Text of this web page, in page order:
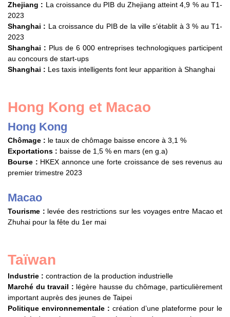
Zhejiang : La croissance du PIB du Zhejiang atteint 4,9 % au T1-
2023
Shanghai : La croissance du PIB de la ville s’établit à 3 % au T1-
2023
Shanghai : Plus de 6 000 entreprises technologiques participent
au concours de start-ups
Shanghai : Les taxis intelligents font leur apparition à Shanghai
Hong Kong et Macao
Hong Kong
Chômage : le taux de chômage baisse encore à 3,1 %
Exportations : baisse de 1,5 % en mars (en g.a)
Bourse : HKEX annonce une forte croissance de ses revenus au
premier trimestre 2023
Macao
Tourisme : levée des restrictions sur les voyages entre Macao et
Zhuhai pour la fête du 1er mai
Taïwan
Industrie : contraction de la production industrielle
Marché du travail : légère hausse du chômage, particulièrement
important auprès des jeunes de Taipei
Politique environnementale : création d’une plateforme pour le